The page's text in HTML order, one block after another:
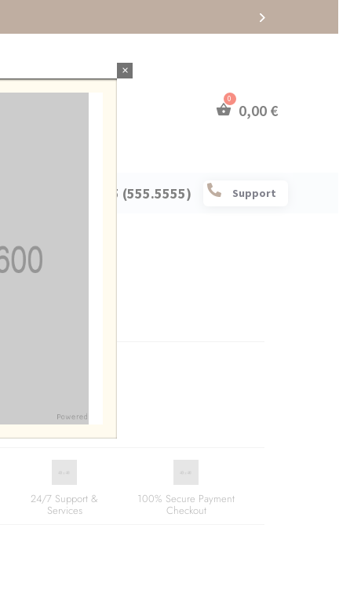
0,00 €
+85 (555.5555)  Support
24/7 Support &
Services
100% Secure Payment
Checkout
×